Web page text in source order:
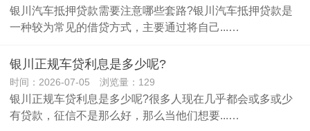
银川汽车抵押贷款需要注意哪些套路?银川汽车抵押贷款是
一种较为常见的借贷方式，主要通过将自己...…
银川正规车贷利息是多少呢?
时间：2026-07-05 浏览量：129
银川正规车贷利息是多少呢?很多人现在几乎都会或多或少
有贷款，征信不是那么好，那么当他们想要...…